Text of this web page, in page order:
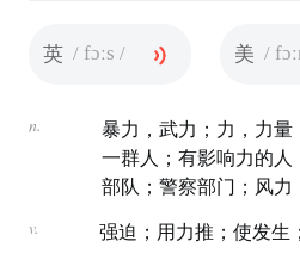
英 / fɔːs / 美 /
n.
暴力，武力；力，力量
一群人；有影响力的人
部队；警察部门；风力
v. 强迫；用力推；使发生